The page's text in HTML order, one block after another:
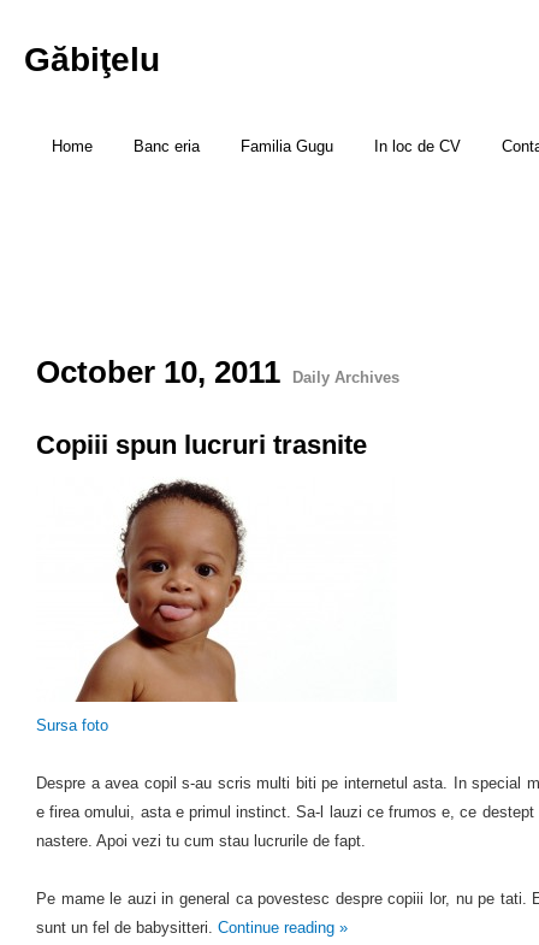
Găbiţelu
Home Banc eria Familia Gugu In loc de CV
October 10, 2011 Daily Archives
Copiii spun lucruri trasnite
Sursa foto
Despre a avea copil s-au scris multi biti pe internetul asta. In special
e firea omului, asta e primul instinct. Sa-l lauzi ce frumos e, ce
nastere. Apoi vezi tu cum stau lucrurile de fapt.
Pe mame le auzi in general ca povestesc despre copiii lor, nu pe tati.
sunt un fel de babysitteri. Continue reading »